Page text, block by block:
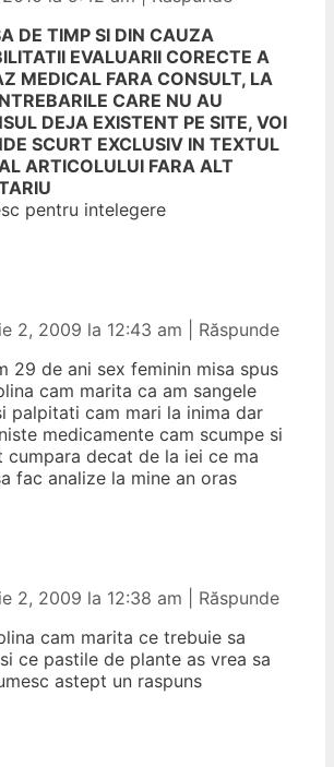
DE TIMP SI DIN CAUZA
EVALUARII CORECTE A
MEDICAL FARA CONSULT, LA
CARE NU AU
DEJA EXISTENT PE SITE, VOI
SCURT EXCLUSIV IN TEXTUL
ARTICOLULUI FARA ALT
pentru intelegere
2, 2009 la 12:43 am
Răspunde
29 de ani sex feminin misa spus
cam marita ca am sangele
palpitati cam mari la inima dar
medicamente cam scumpe si
cumpara decat de la iei ce ma
fac analize la mine an oras
2, 2009 la 12:38 am
Răspunde
cam marita ce trebuie sa
ce pastile de plante as vrea sa
astept un raspuns